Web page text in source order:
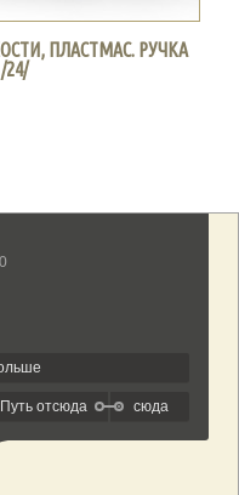
ПЛАСТМАС. РУЧКА
24/